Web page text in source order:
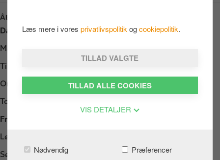
Læs mere i vores privatlivspolitik ogcookiepolitik.
TILLAD VALGTE
TILLAD ALLE COOKIES
VIS DETALJER
Nødvendig
Præferencer
ÅBNINGSTIDER
Dag
Opening hours
Mandag
Tirsdag
Onsdag
Døgnåbent
Torsdag
Fredag
Lørdag
Søndag
Døgnåbent